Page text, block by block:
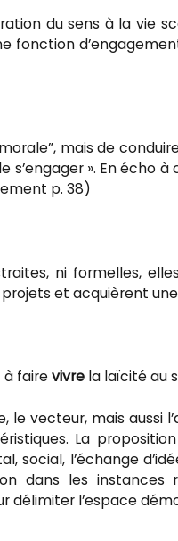
du sens à la vie
fonction
mais de
s’engager ». En écho
p. 38)
ni formelles,
et acquièrent
à fairevivrela laïcité au
le vecteur, mais aussi
La
l’échange
dans les instances
l’espace